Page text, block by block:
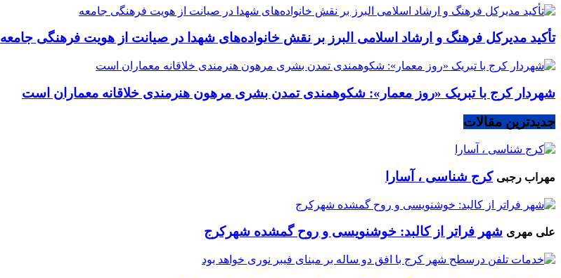
تأکید مدیرکل فرهنگ و ارشاد اسلامی البرز بر نقش خانواده‌های شهدا در صیانت از هویت فرهنگی جامعه
شهردار کرج با تبریک «روز معمار»: شکوهمندی تمدن بشری مرهون هنرمندی خلاقانه معماران است
جدیدترین مقالات
مهراب رجبی کرج شناسی ، آسارا
علی مهری شهر فراتر از کالبد: خوشنویسی و روح گمشده شهرکرج